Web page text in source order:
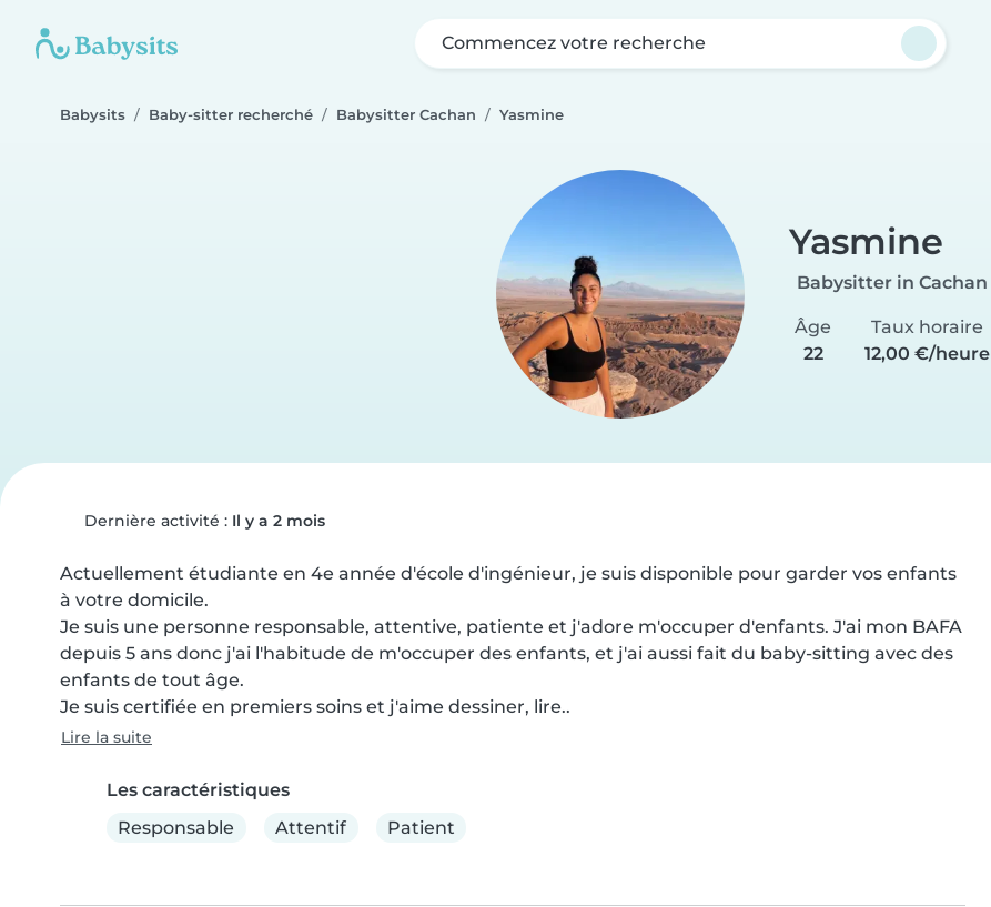
Commencez votre recherche
Babysits Baby-sitter recherché Babysitter Cachan Yasmine
Yasmine
Babysitter in Cachan
Âge
22
Taux horaire
12,00 €/heure
Dernière activité : Il y a 2 mois
Actuellement étudiante en 4e année d'école d'ingénieur, je suis disponible pour garder vos enfants
à votre domicile.
Je suis une personne responsable, attentive, patiente et j'adore m'occuper d'enfants. J'ai mon BAFA
depuis 5 ans donc j'ai l'habitude de m'occuper des enfants, et j'ai aussi fait du baby-sitting avec des
enfants de tout âge.
Je suis certifiée en premiers soins et j'aime dessiner, lire..
Lire la suite
Les caractéristiques
Responsable
Attentif Patient